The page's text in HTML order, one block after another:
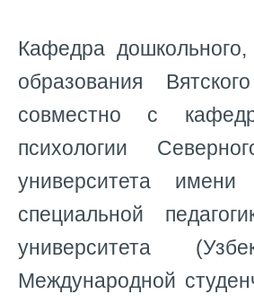
Кафедра дошкольного,
образования
совместно с
психологии
университета
специальной
университета
Международной